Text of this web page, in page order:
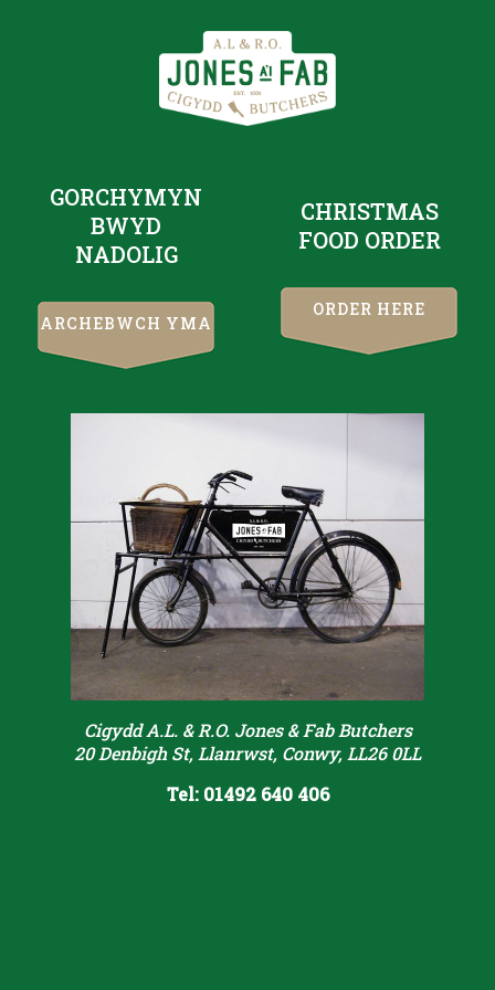
GORCHYMYN
BWYD
NADOLIG
ARCHEBWCH YMA
CHRISTMAS
FOOD ORDER
ORDER HERE
Cigydd A.L. & R.O. Jones & Fab Butchers
20 Denbigh St, Llanrwst, Conwy, LL26 0LL
Tel: 01492 640 406